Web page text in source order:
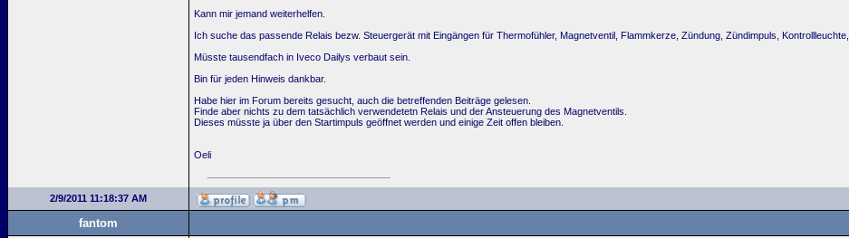
Kann mir jemand weiterhelfen.
Ich suche das passende Relais bezw. Steuergerät mit Eingängen für Thermofühler, Magnetventil, Flammkerze, Zündung, Zündimpuls,
Müsste tausendfach in Iveco Dailys verbaut sein.
Bin für jeden Hinweis dankbar.
Habe hier im Forum bereits gesucht, auch die betreffenden Beiträge gelesen.
Finde aber nichts zu dem tatsächlich verwendetetn Relais und der Ansteuerung des Magnetventils.
Dieses müsste ja über den Startimpuls geöffnet werden und einige Zeit offen bleiben.
Oeli
2/9/2011 11:18:37 AM
fantom